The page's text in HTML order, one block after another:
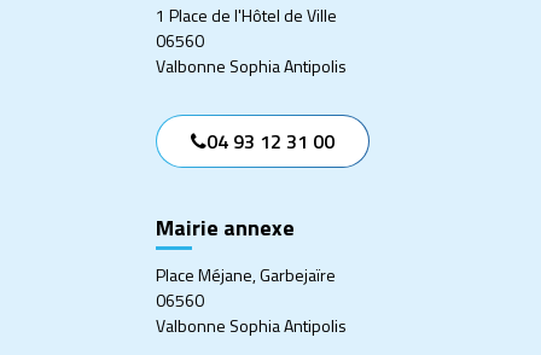
1 Place de l'Hôtel de Ville
06560
Valbonne Sophia Antipolis
04 93 12 31 00
Mairie annexe
Place Méjane, Garbejaïre
06560
Valbonne Sophia Antipolis